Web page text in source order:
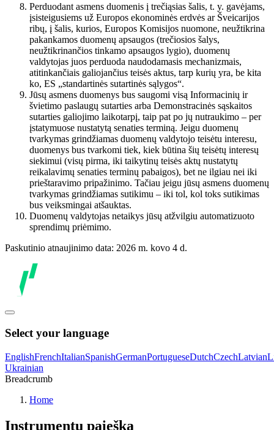
Perduodant asmens duomenis į trečiąsias šalis, t. y. gavėjams,
įsisteigusiems už Europos ekonominės erdvės ar Šveicarijos
ribų, į šalis, kurios, Europos Komisijos nuomone, neužtikrina
pakankamos duomenų apsaugos (trečiosios šalys,
neužtikrinančios tinkamo apsaugos lygio), duomenų
valdytojas juos perduoda naudodamasis mechanizmais,
atitinkančiais galiojančius teisės aktus, tarp kurių yra, be kita
ko, ES „standartinės sutartinės sąlygos“.
Jūsų asmens duomenys bus saugomi visą Informacinių ir
švietimo paslaugų sutarties arba Demonstracinės sąskaitos
sutarties galiojimo laikotarpį, taip pat po jų nutraukimo – per
įstatymuose nustatytą senaties terminą. Jeigu duomenų
tvarkymas grindžiamas duomenų valdytojo teisėtu interesu,
duomenys bus tvarkomi tiek, kiek būtina šių teisėtų interesų
siekimui (visų pirma, iki taikytinų teisės aktų nustatytų
reikalavimų senaties terminų pabaigos), bet ne ilgiau nei iki
prieštaravimo pripažinimo. Tačiau jeigu jūsų asmens duomenų
tvarkymas grindžiamas sutikimu – iki tol, kol toks sutikimas
bus veiksmingai atšauktas.
Duomenų valdytojas netaikys jūsų atžvilgiu automatizuoto
sprendimų priėmimo.
Paskutinio atnaujinimo data: 2026 m. kovo 4 d.
Select your language
EnglishFrenchItalianSpanishGermanPortugueseDutchCzechLatvian
Ukrainian
Breadcrumb
Home
Instrumentų paieška